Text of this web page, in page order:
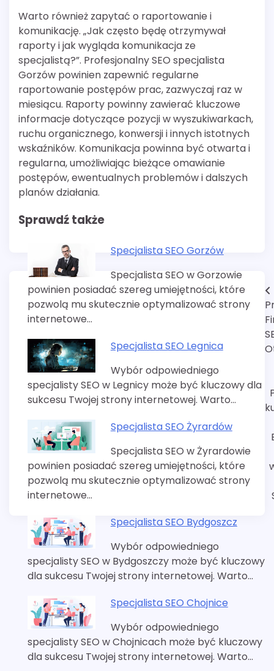
Warto również zapytać o raportowanie i
komunikację. „Jak często będę otrzymywał
raporty i jak wygląda komunikacja ze
specjalistą?”. Profesjonalny SEO specjalista
Gorzów powinien zapewnić regularne
raportowanie postępów prac, zazwyczaj raz w
miesiącu. Raporty powinny zawierać kluczowe
informacje dotyczące pozycji w wyszukiwarkach,
ruchu organicznego, konwersji i innych istotnych
wskaźników. Komunikacja powinna być otwarta i
regularna, umożliwiając bieżące omawianie
postępów, ewentualnych problemów i dalszych
planów działania.
Sprawdź także
Specjalista SEO Gorzów
Specjalista SEO w Gorzowie
powinien posiadać szereg umiejętności, które
pozwolą mu skutecznie optymalizować strony
internetowe…
Specjalista SEO Legnica
Wybór odpowiedniego
specjalisty SEO w Legnicy może być kluczowy dla
sukcesu Twojej strony internetowej. Warto…
Specjalista SEO Żyrardów
Specjalista SEO w Żyrardowie
powinien posiadać szereg umiejętności, które
pozwolą mu skutecznie optymalizować strony
internetowe…
Specjalista SEO Bydgoszcz
Wybór odpowiedniego
specjalisty SEO w Bydgoszczy może być kluczowy
dla sukcesu Twojej strony internetowej. Warto…
Specjalista SEO Chojnice
Wybór odpowiedniego
specjalisty SEO w Chojnicach może być kluczowy
dla sukcesu Twojej strony internetowej. Warto…
Nawigacja
wpisu